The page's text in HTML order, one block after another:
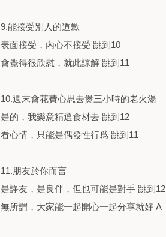
9.能接受別人的道歉
表面接受，內心不接受 跳到10
會覺得很欣慰，就此諒解 跳到11
10.週末會花費心思去煲三小時的老火湯
是的，我樂意精選食材去 跳到12
看心情，只能是偶發性行爲 跳到11
11.朋友於你而言
是諍友，是良伴，但也可能是對手 跳到12
無所謂，大家能一起開心一起分享就好 A